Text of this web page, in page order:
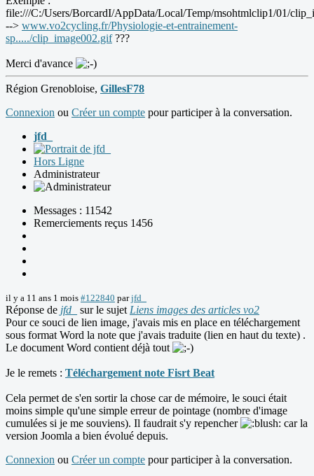
file:///C:/Users/BorcardI/AppData/Local/Temp/msohtmlclip1/01/
--> www.vo2cycling.fr/Physiologie-et-entrainement-
sp...../clip_image002.gif???
Merci d'avance
Région Grenobloise, GillesF78
Connexion ou Créer un compte pour participer à la conversation.
jfd_
Hors Ligne
Administrateur
Messages : 11542
Remerciements reçus 1456
il y a 11 ans 1 mois #122840 parjfd_
Réponse de jfd_ sur le sujet Liens images des articles vo2
Pour ce souci de lien image, j'avais mis en place en téléchargement
sous format Word la note que j'avais traduite (lien en haut du texte) .
Le document Word contient déjà tout
Je le remets : Téléchargement note Fisrt Beat
Cela permet de s'en sortir la chose car de mémoire, le souci était
moins simple qu'une simple erreur de pointage (nombre d'image
cumulées si je me souviens). Il faudrait s'y repencher
car la
version Joomla a bien évolué depuis.
Connexion ou Créer un compte pour participer à la conversation.